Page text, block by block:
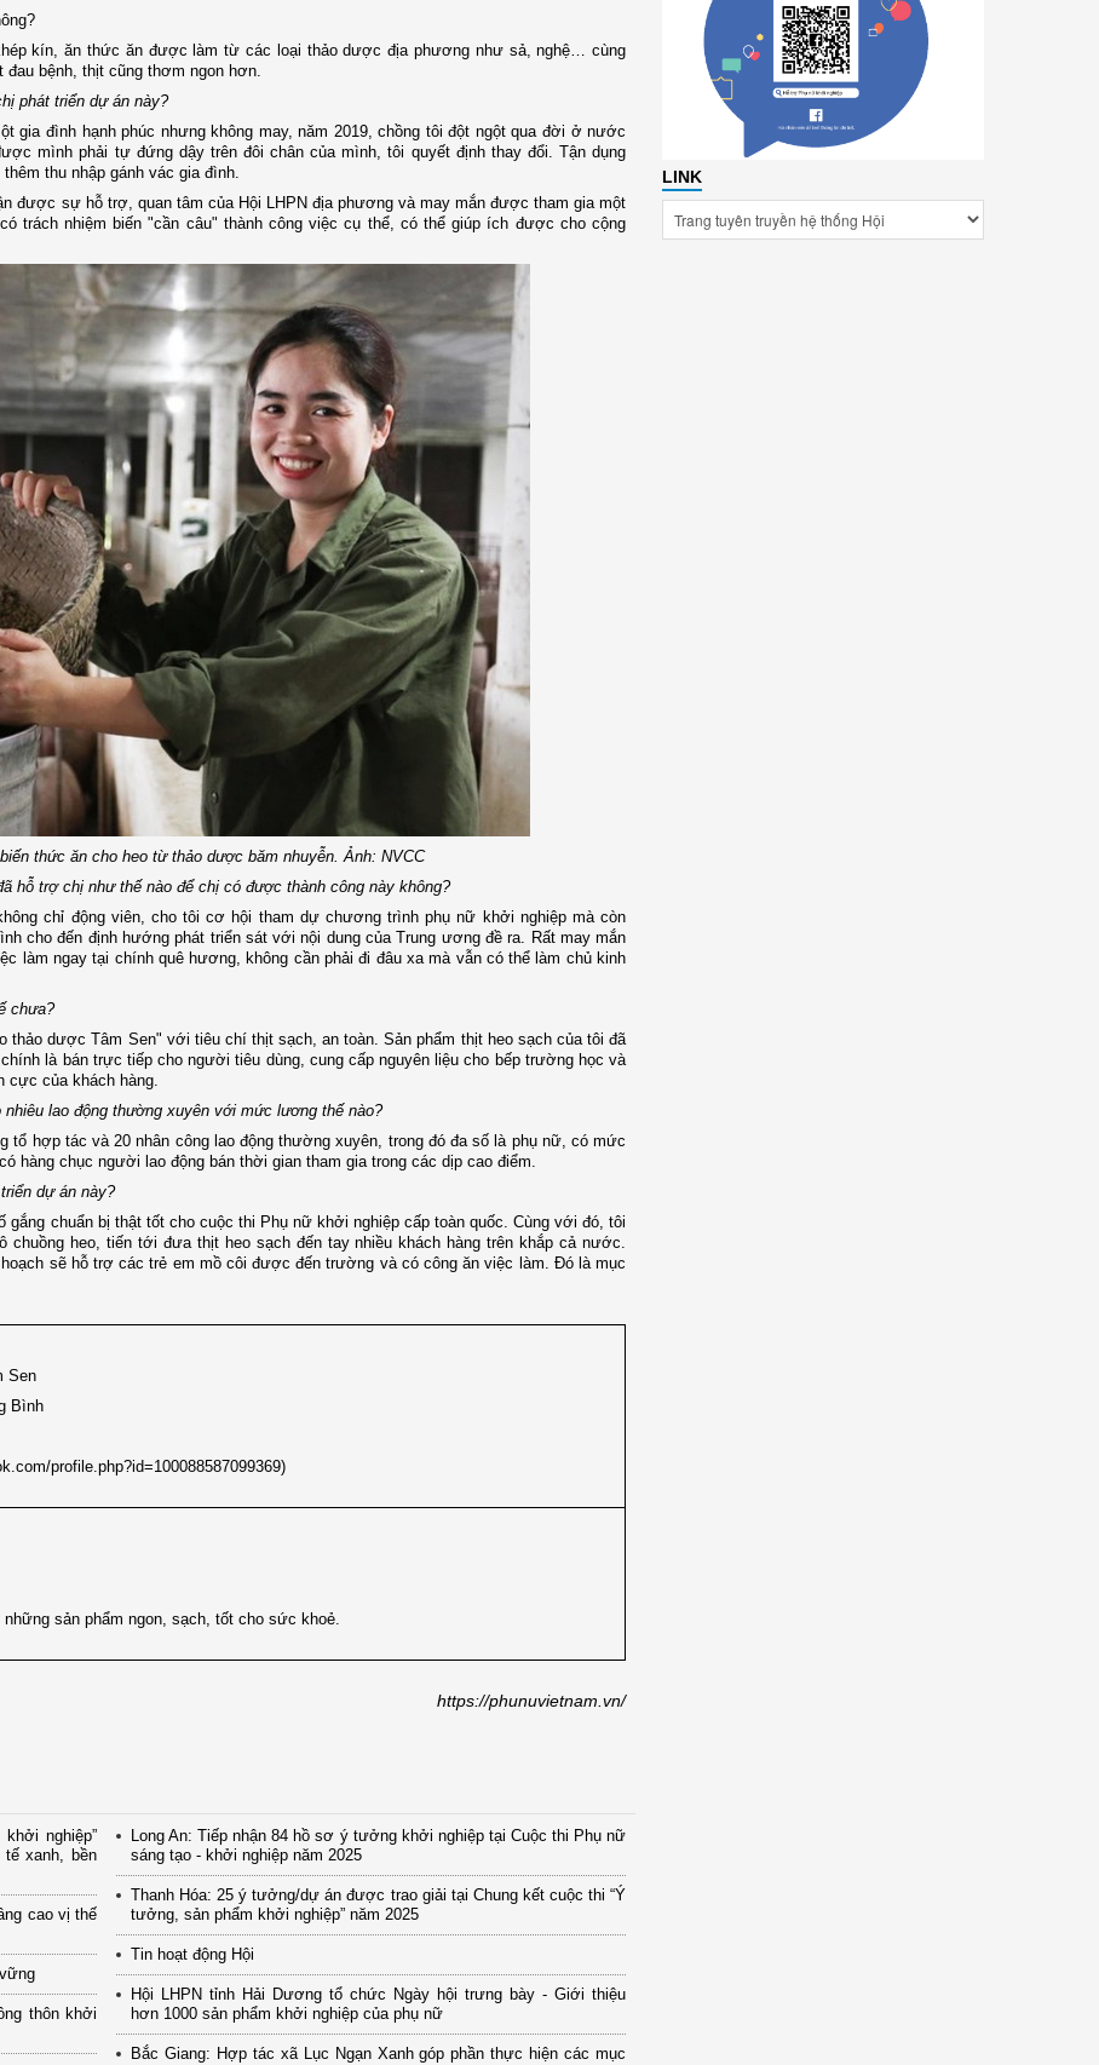
kín, ăn thức ăn được làm từ các loại thảo dược địa phương như sả, nghệ… cùng
đau bệnh, thịt cũng thơm ngon hơn.
phát triển dự án này?
gia đình hạnh phúc nhưng không may, năm 2019, chồng tôi đột ngột qua đời ở nước
mình phải tự đứng dậy trên đôi chân của mình, tôi quyết định thay đổi. Tận dụng
thu nhập gánh vác gia đình.
được sự hỗ trợ, quan tâm của Hội LHPN địa phương và may mắn được tham gia một
trách nhiệm biến "cần câu" thành công việc cụ thể, có thể giúp ích được cho cộng
thức ăn cho heo từ thảo dược băm nhuyễn. Ảnh: NVCC
hỗ trợ chị như thế nào để chị có được thành công này không?
chỉ động viên, cho tôi cơ hội tham dự chương trình phụ nữ khởi nghiệp mà còn
cho đến định hướng phát triển sát với nội dung của Trung ương đề ra. Rất may mắn
làm ngay tại chính quê hương, không cần phải đi đâu xa mà vẫn có thể làm chủ kinh
chưa?
thảo dược Tâm Sen" với tiêu chí thịt sạch, an toàn. Sản phẩm thịt heo sạch của tôi đã
là bán trực tiếp cho người tiêu dùng, cung cấp nguyên liệu cho bếp trường học và
cực của khách hàng.
lao động thường xuyên với mức lương thế nào?
tổ hợp tác và 20 nhân công lao động thường xuyên, trong đó đa số là phụ nữ, có mức
hàng chục người lao động bán thời gian tham gia trong các dịp cao điểm.
dự án này?
gắng chuẩn bị thật tốt cho cuộc thi Phụ nữ khởi nghiệp cấp toàn quốc. Cùng với đó, tôi
heo, tiến tới đưa thịt heo sạch đến tay nhiều khách hàng trên khắp cả nước.
sẽ hỗ trợ các trẻ em mồ côi được đến trường và có công ăn việc làm. Đó là mục
Sen
Bình
profile.php?id=100088587099369)
sản phẩm ngon, sạch, tốt cho sức khoẻ.
https://phunuvietnam.vn/
nghiệp”
xanh, bền
cao vị thế
thôn khởi
Long An: Tiếp nhận 84 hồ sơ ý tưởng khởi nghiệp tại Cuộc thi Phụ nữ
sáng tạo - khởi nghiệp năm 2025
Thanh Hóa: 25 ý tưởng/dự án được trao giải tại Chung kết cuộc thi “Ý
tưởng, sản phẩm khởi nghiệp” năm 2025
Tin hoạt động Hội
Hội LHPN tỉnh Hải Dương tổ chức Ngày hội trưng bày - Giới thiệu
hơn 1000 sản phẩm khởi nghiệp của phụ nữ
Bắc Giang: Hợp tác xã Lục Ngạn Xanh góp phần thực hiện các mục
LINK